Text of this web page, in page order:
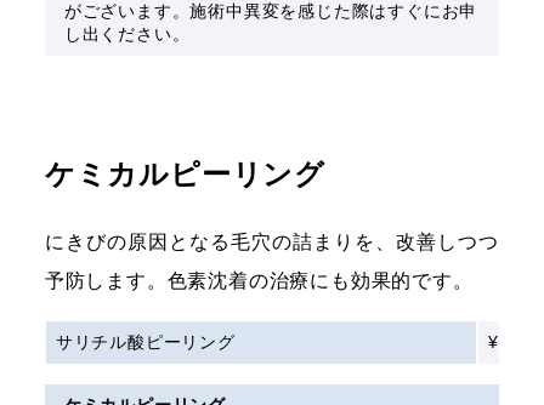
がございます。施術中異変を感じた際はすぐにお申
し出ください。
ケミカルピーリング
にきびの原因となる毛穴の詰まりを、改善しつつ
予防します。色素沈着の治療にも効果的です。
サリチル酸ピーリング